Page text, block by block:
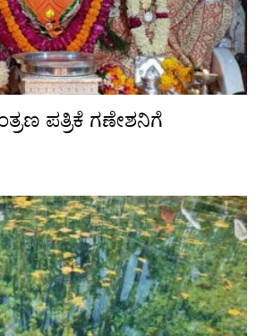
ಪತ್ರಿಕೆ ಗಣೇಶನಿಗೆ